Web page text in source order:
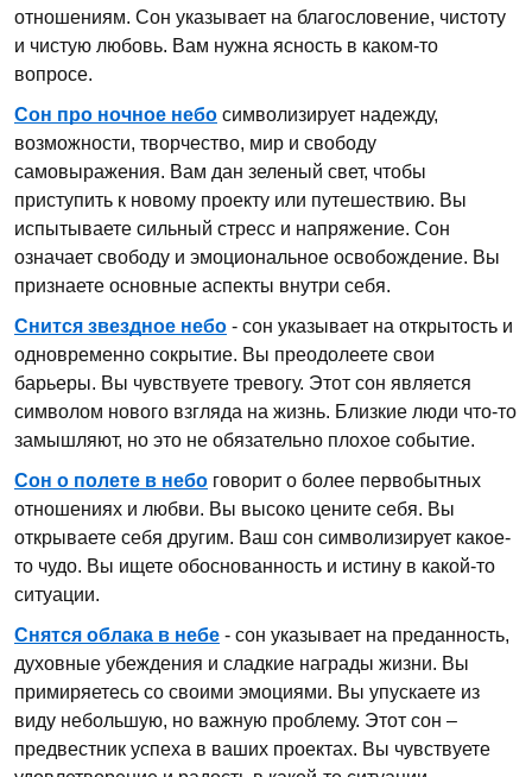
отношениям. Сон указывает на благословение, чистоту
и чистую любовь. Вам нужна ясность в каком-то
вопросе.
Сон про ночное небо символизирует надежду,
возможности, творчество, мир и свободу
самовыражения. Вам дан зеленый свет, чтобы
приступить к новому проекту или путешествию. Вы
испытываете сильный стресс и напряжение. Сон
означает свободу и эмоциональное освобождение. Вы
признаете основные аспекты внутри себя.
Снится звездное небо - сон указывает на открытость и
одновременно сокрытие. Вы преодолеете свои
барьеры. Вы чувствуете тревогу. Этот сон является
символом нового взгляда на жизнь. Близкие люди что-то
замышляют, но это не обязательно плохое событие.
Сон о полете в небо говорит о более первобытных
отношениях и любви. Вы высоко цените себя. Вы
открываете себя другим. Ваш сон символизирует какое-
то чудо. Вы ищете обоснованность и истину в какой-то
ситуации.
Снятся облака в небе - сон указывает на преданность,
духовные убеждения и сладкие награды жизни. Вы
примиряетесь со своими эмоциями. Вы упускаете из
виду небольшую, но важную проблему. Этот сон –
предвестник успеха в ваших проектах. Вы чувствуете